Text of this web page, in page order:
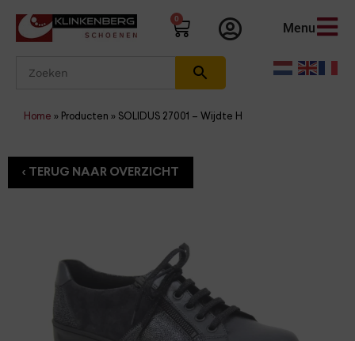
0
Menu
Home » Producten » SOLIDUS 27001 – Wijdte H